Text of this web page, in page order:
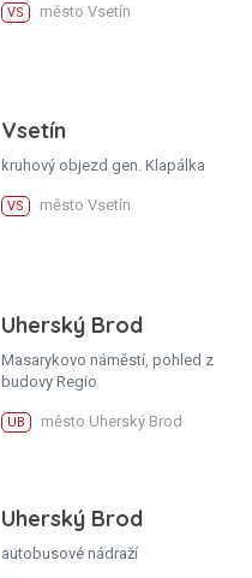
VS město Vsetín
Vsetín
kruhový objezd gen. Klapálka
VS město Vsetín
Uherský Brod
Masarykovo náměstí, pohled z
budovy Regio
UB město Uherský Brod
Uherský Brod
autobusové nádraží